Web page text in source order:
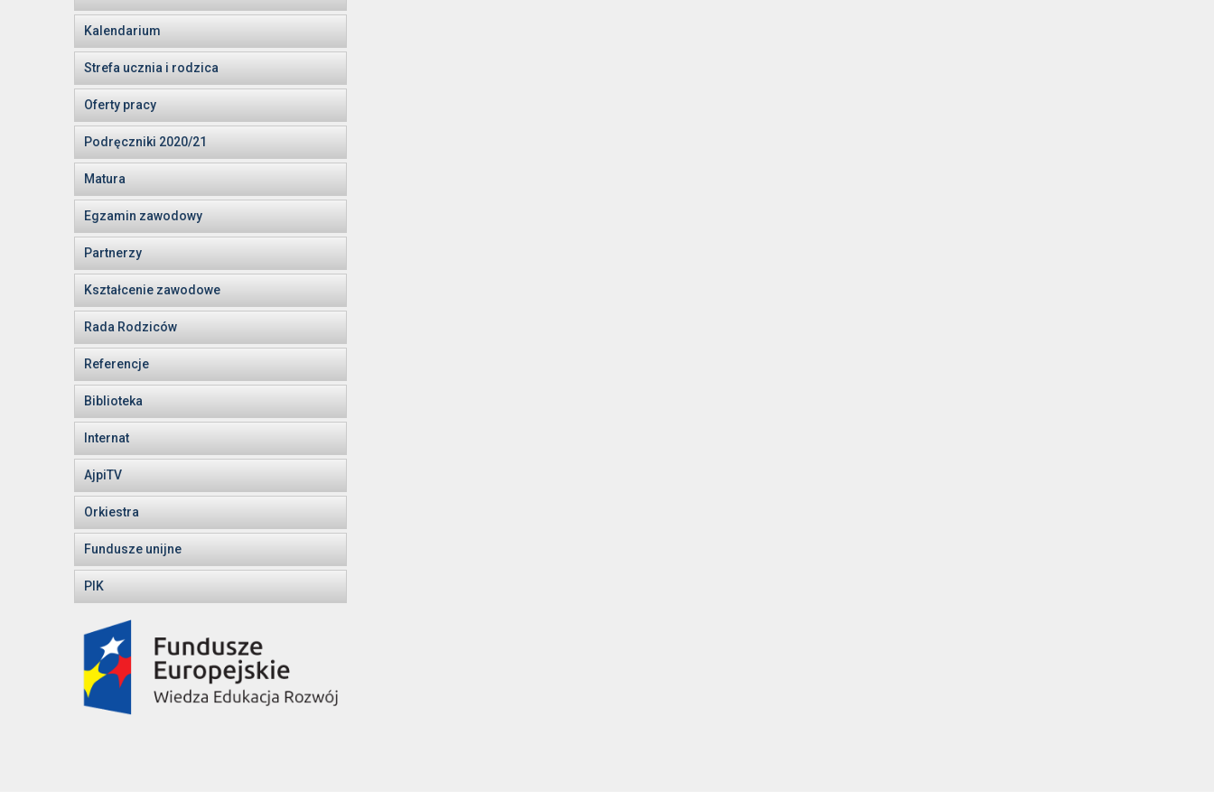
Kalendarium
Strefa ucznia i rodzica
Oferty pracy
Podręczniki 2020/21
Matura
Egzamin zawodowy
Partnerzy
Kształcenie zawodowe
Rada Rodziców
Referencje
Biblioteka
Internat
AjpiTV
Orkiestra
Fundusze unijne
PIK